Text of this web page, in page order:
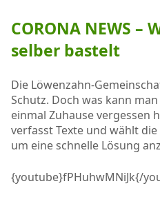
CORONA NEWS –
selber bastelt
Die Löwenzahn-
Schutz. Doch was kann
einmal Zuhause vergessen
verfasst Texte und wählt
um eine schnelle Lösung
{youtube}fPHuhwMNiJk{/